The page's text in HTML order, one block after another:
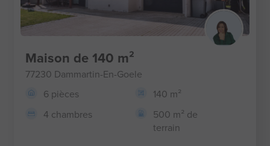
Maison de 140 m²
77230 Dammartin-En-Goele
6 pièces
140 m²
4 chambres
500 m² de
terrain